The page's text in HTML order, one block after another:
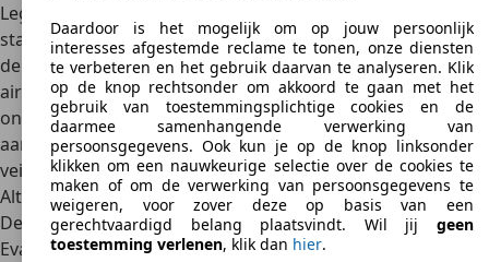
Leganza een score van slechts twee tot drie sterren toe. De
standaard veiligheidsuitrusting omvatABS en airbags voor
de bestuurder en passagier. De afwezigheid van zij-
airbags, de matige prestaties in de crashtests én de
onvoldoende bescherming van de torso bij zijdelingse
aanrijdingen dragen allemaal bij aan de lagere algehele
veiligheidsscore.
Alternatieven
De opvolger van de Daewoo Leganza is de Daewoo
Evanda, later bekend als de Chevrolet Evanda. Deze sedan
Daardoor is het mogelijk om op jouw persoonlijk
interesses afgestemde reclame te tonen, onze diensten
te verbeteren en het gebruik daarvan te analyseren. Klik
op de knop rechtsonder om akkoord te gaan met het
gebruik van toestemmingsplichtige cookies en de
daarmee samenhangende verwerking van
persoonsgegevens. Ook kun je op de knop linksonder
klikken om een nauwkeurige selectie over de cookies te
maken of om de verwerking van persoonsgegevens te
weigeren, voor zover deze op basis van een
gerechtvaardigd belang plaatsvindt. Wil jij geen
toestemming verlenen, klik dan hier.